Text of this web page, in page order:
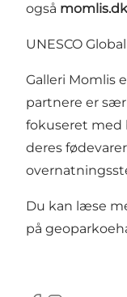
også momlis.dk
UNESCO
Galleri Momlis
partnere er
fokuseret med
deres
Du kan læse
på